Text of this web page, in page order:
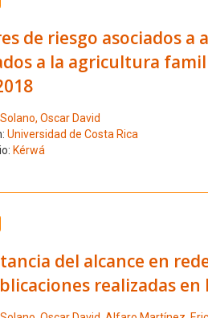
de riesgo asociados
a la agricultura
Oscar David
Universidad de Costa Rica
Kérwá
número de resultado 4
del alcance en
realizadas